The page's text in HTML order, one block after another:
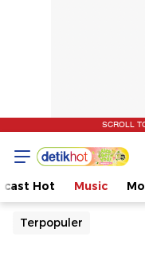
SCROLL
Hot Music
Terpopuler